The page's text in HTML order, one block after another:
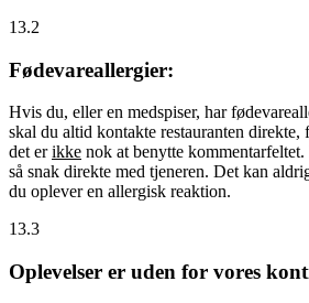
13.2
Fødevareallergier:
Hvis du, eller en medspiser, har
skal du altid kontakte restauranten direkte,
det erikke nok at benytte
så snak direkte med tjeneren. Det kan
du oplever en allergisk reaktion.
13.3
Oplevelser er uden for vores